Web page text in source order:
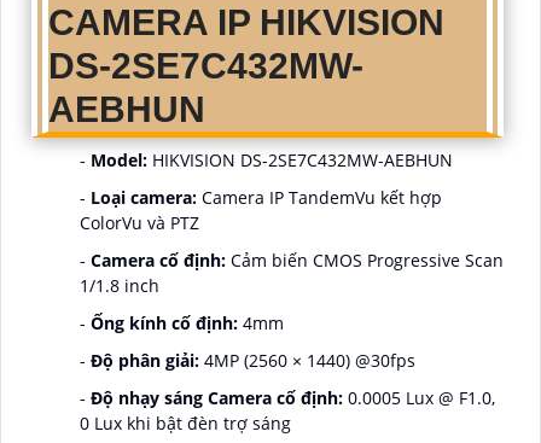
CAMERA IP HIKVISION
DS-2SE7C432MW-
AEBHUN
- Model: HIKVISION DS-2SE7C432MW-AEBHUN
- Loại camera: Camera IP TandemVu kết hợp
ColorVu và PTZ
- Camera cố định: Cảm biến CMOS Progressive Scan
1/1.8 inch
- Ống kính cố định: 4mm
- Độ phân giải: 4MP (2560 × 1440) @30fps
- Độ nhạy sáng Camera cố định: 0.0005 Lux @ F1.0,
0 Lux khi bật đèn trợ sáng